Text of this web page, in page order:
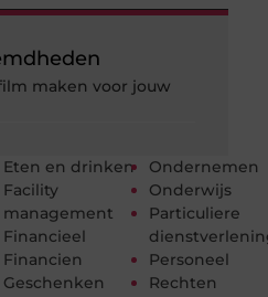
Eten en drinken
Facility
management
Financieel
Financien
Geschenken
Ondernemen
Onderwijs
Particuliere
Personeel
Rechten
maken voor jouw